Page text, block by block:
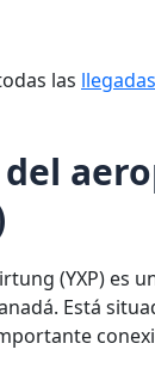
las
(YXP) es
Está